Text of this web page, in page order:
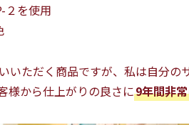
２を使用
いただく商品ですが、私は自分の
様から仕上がりの良さに9年間非